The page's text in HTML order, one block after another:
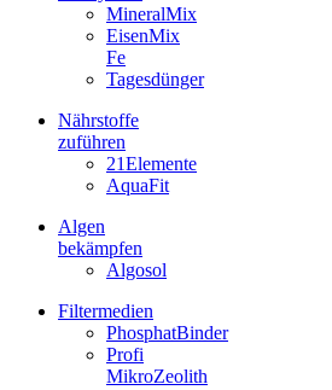
MineralMix
EisenMix
Fe
Tagesdünger
Nährstoffe
zuführen
21Elemente
AquaFit
Algen
bekämpfen
Algosol
Filtermedien
PhosphatBinder
Profi
MikroZeolith